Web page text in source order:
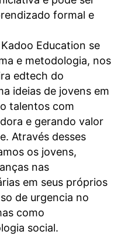
formal e
Education se
e metodologia, nos
edtech do
ideias de jovens em
talentos com
e gerando valor
Através desses
os jovens,
nas
em seus próprios
de urgencia no
como
social.